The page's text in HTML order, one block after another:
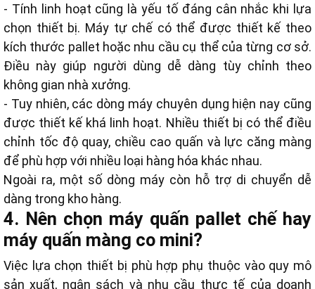
- Tính linh hoạt cũng là yếu tố đáng cân nhắc khi lựa
chọn thiết bị. Máy tự chế có thể được thiết kế theo
kích thước pallet hoặc nhu cầu cụ thể của từng cơ sở.
Điều này giúp người dùng dễ dàng tùy chỉnh theo
không gian nhà xưởng.
- Tuy nhiên, các dòng máy chuyên dụng hiện nay cũng
được thiết kế khá linh hoạt. Nhiều thiết bị có thể điều
chỉnh tốc độ quay, chiều cao quấn và lực căng màng
để phù hợp với nhiều loại hàng hóa khác nhau.
Ngoài ra, một số dòng máy còn hỗ trợ di chuyển dễ
dàng trong kho hàng.
4. Nên chọn máy quấn pallet chế hay
máy quấn màng co mini?
Việc lựa chọn thiết bị phù hợp phụ thuộc vào quy mô
sản xuất, ngân sách và nhu cầu thực tế của doanh